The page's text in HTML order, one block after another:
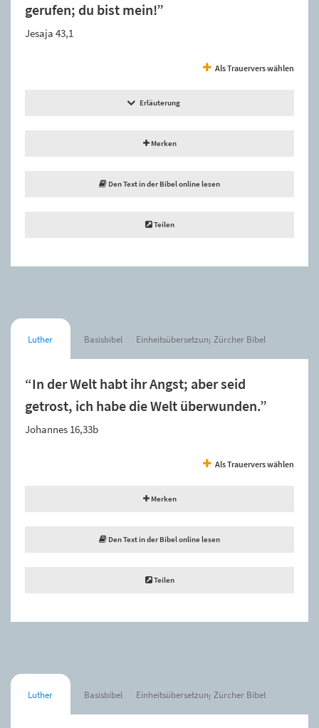
gerufen; du bist mein!”
Jesaja 43,1
Als Trauervers wählen
Erläuterung
Merken
Den Text in der Bibel online lesen
Teilen
Luther Basisbibel Einheitsübersetzung Zürcher Bibel
“In der Welt habt ihr Angst; aber seid
getrost, ich habe die Welt überwunden.”
Johannes 16,33b
Als Trauervers wählen
Merken
Den Text in der Bibel online lesen
Teilen
Luther Basisbibel Einheitsübersetzung Zürcher Bibel